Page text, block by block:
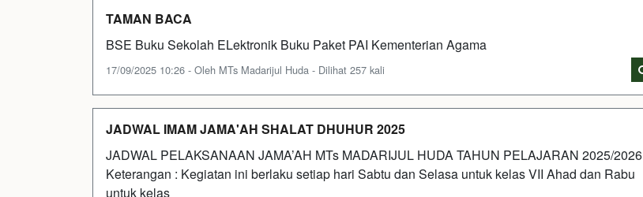
TAMAN BACA
BSE Buku Sekolah ELektronik Buku Paket PAI Kementerian Agama
17/09/2025 10:26 - Oleh MTs Madarijul Huda - Dilihat 257 kali
JADWAL IMAM JAMA'AH SHALAT DHUHUR 2025
JADWAL PELAKSANAAN JAMA’AH MTs MADARIJUL HUDA TAHUN PELAJARAN 2025/2026
Keterangan : Kegiatan ini berlaku setiap hari Sabtu dan Selasa untuk kelas VII Ahad dan Rabu
untuk kelas